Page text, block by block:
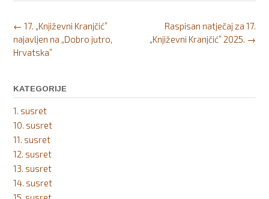
Post
navigation
Raspisan natječaj za 17.
„Književni Kranjčić” 2025. →
← 17. „Književni Kranjčić”
najavljen na „Dobro jutro,
Hrvatska”
KATEGORIJE
1. susret
10. susret
11. susret
12. susret
13. susret
14. susret